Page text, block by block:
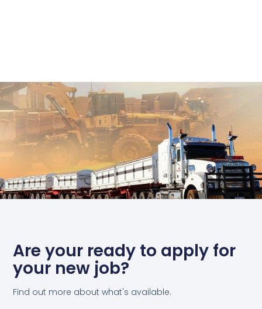
Are your ready to apply for
your new job?
Find out more about what's available.